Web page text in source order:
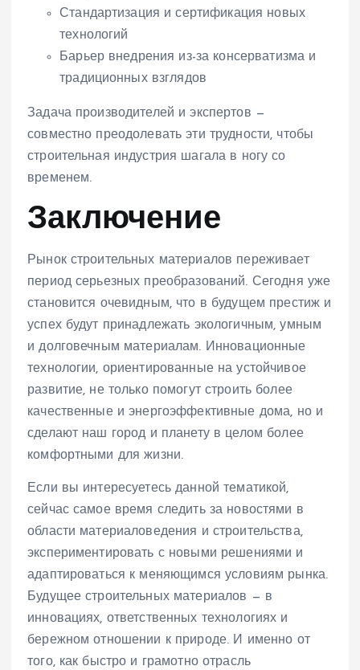
Стандартизация и сертификация новых
технологий
Барьер внедрения из-за консерватизма и
традиционных взглядов
Задача производителей и экспертов —
совместно преодолевать эти трудности, чтобы
строительная индустрия шагала в ногу со
временем.
Заключение
Рынок строительных материалов переживает
период серьезных преобразований. Сегодня уже
становится очевидным, что в будущем престиж и
успех будут принадлежать экологичным, умным
и долговечным материалам. Инновационные
технологии, ориентированные на устойчивое
развитие, не только помогут строить более
качественные и энергоэффективные дома, но и
сделают наш город и планету в целом более
комфортными для жизни.
Если вы интересуетесь данной тематикой,
сейчас самое время следить за новостями в
области материаловедения и строительства,
экспериментировать с новыми решениями и
адаптироваться к меняющимся условиям рынка.
Будущее строительных материалов — в
инновациях, ответственных технологиях и
бережном отношении к природе. И именно от
того, как быстро и грамотно отрасль